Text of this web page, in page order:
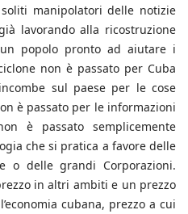
manipolatori delle notizie
lavorando alla ricostruzione
popolo pronto ad aiutare i
non è passato per Cuba
sul paese per le cose
è passato per le informazioni
è passato semplicemente
che si pratica a favore delle
o delle grandi Corporazioni.
in altri ambiti e un prezzo
cubana, prezzo a cui